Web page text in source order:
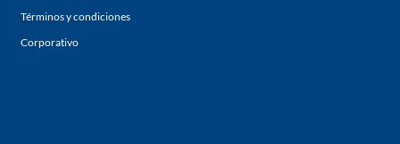
Términos y condiciones
Corporativo